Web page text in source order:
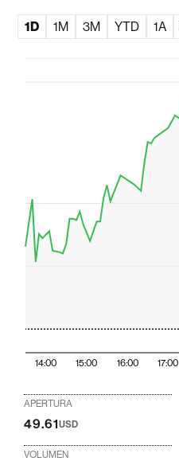
1D 1M 3M YTD 1A
14:00 15:00 16:00 17:00
APERTURA
49.61USD
VOLUMEN